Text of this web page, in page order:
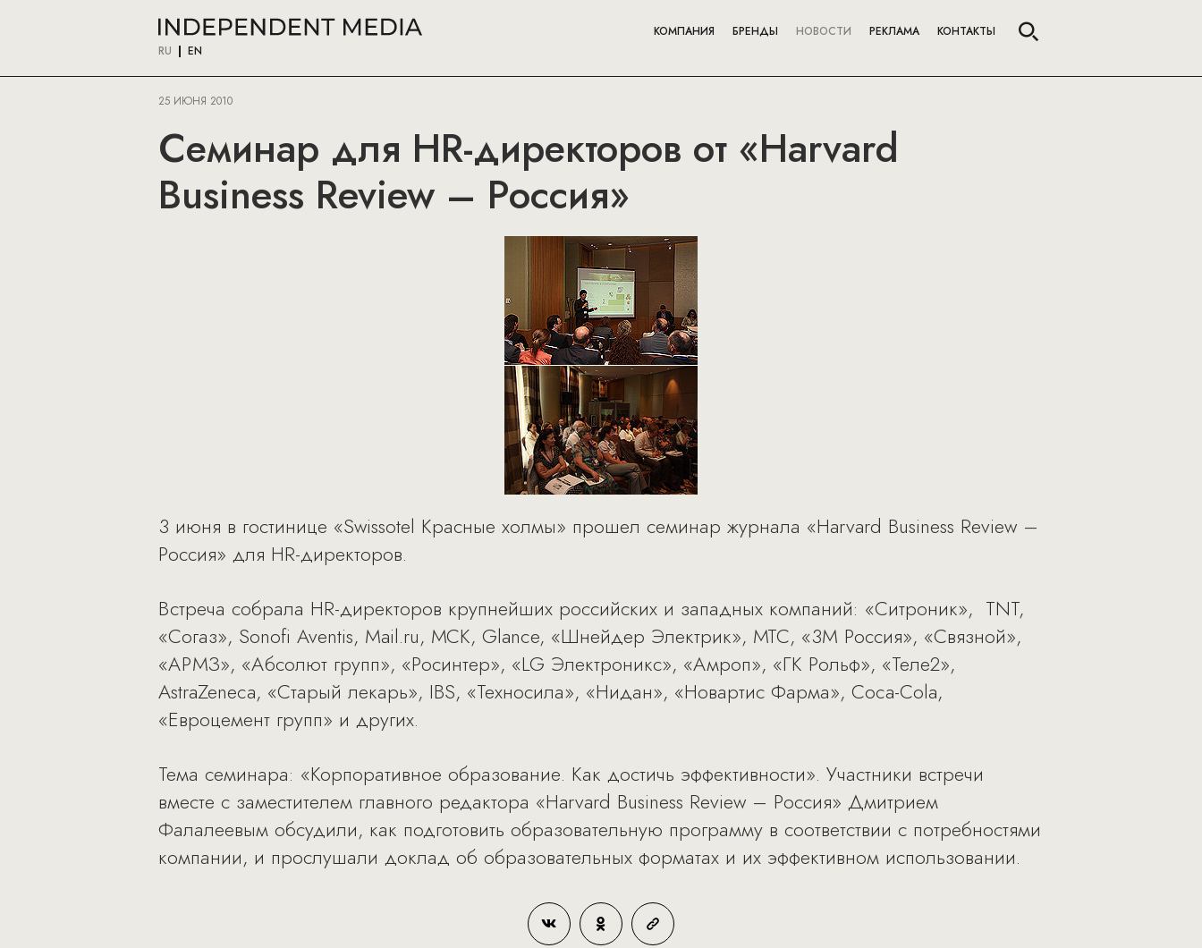
RU EN
КОМПАНИЯ БРЕНДЫ НОВОСТИ РЕКЛАМА КОНТАКТЫ
25 ИЮНЯ 2010
Семинар для HR-директоров от «Harvard
Business Review – Россия»
3 июня в гостинице «Swissotel Красные холмы» прошел семинар журнала «Harvard Business Review –
Россия» для HR-директоров.
Встреча собрала HR-директоров крупнейших российских и западных компаний: «Ситроник», TNT,
«Согаз», Sonofi Aventis, Mail.ru, МСК, Glance, «Шнейдер Электрик», МТС, «3М Россия», «Связной»,
«АРМЗ», «Абсолют групп», «Росинтер», «LG Электроникс», «Амроп», «ГК Рольф», «Теле2»,
AstraZeneca, «Старый лекарь», IBS, «Техносила», «Нидан», «Новартис Фарма», Coca-Cola,
«Евроцемент групп» и других.
Тема семинара: «Корпоративное образование. Как достичь эффективности». Участники встречи
вместе с заместителем главного редактора «Harvard Business Review – Россия» Дмитрием
Фалалеевым обсудили, как подготовить образовательную программу в соответствии с потребностями
компании, и прослушали доклад об образовательных форматах и их эффективном использовании.